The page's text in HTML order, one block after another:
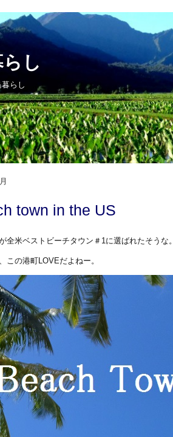
し
らし
town in the US
全米ベストビーチタウン＃1に選ばれたそうな。
この港町LOVEだよねー。